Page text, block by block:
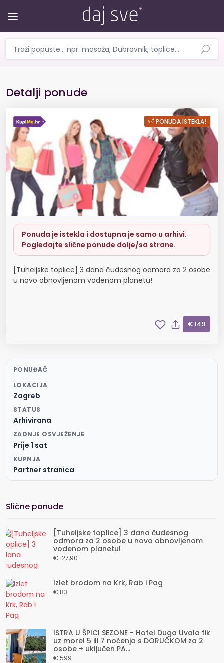
Detalji ponude
[Tuheljske toplice] 3 dana
PONUDA ISTEKLA!
Ponuda je istekla i dostupna je samo u arhivi.
Pogledajte slične ponude dolje/sa strane.
[Tuheljske toplice] 3 dana čudesnog odmora za 2 osobe
u novo obnovljenom vodenom planetu!
€ 149
PONUĐAČ
LOKACIJA
Zagreb
STATUS
Arhivirana
ZADNJE OSVJEŽENJE
Prije 1 sat
KUPNJA
Partner stranica
Slične ponude
[Tuheljske toplice] 3 dana čudesnog
odmora za 2 osobe u novo obnovljenom
vodenom planetu!
€ 127,90
Izlet brodom na Krk, Rab i Pag
€ 83
ISTRA U ŠPICI SEZONE - Hotel Duga Uvala tik
uz more! 5 ili 7 noćenja s DORUČKOM za 2
osobe + uključen PA...
€ 599